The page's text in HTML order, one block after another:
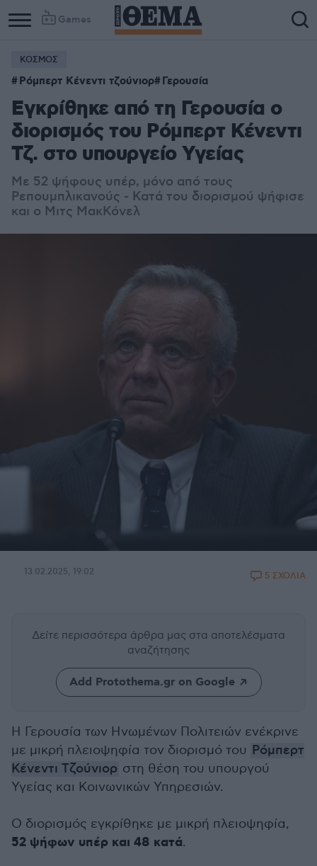
Games
ΚΟΣΜΟΣ
Ρόμπερτ Κένεντι τζούνιορ Γερουσία
Εγκρίθηκε από τη Γερουσία ο
διορισμός του Ρόμπερτ Κένεντι
Τζ. στο υπουργείο Υγείας
Με 52 ψήφους υπέρ, μόνο από τους
Ρεπουμπλικανούς - Κατά του διορισμού ψήφισε
και ο Μιτς ΜακΚόνελ
13.02.2025, 19:02 5 ΣΧΟΛΙΑ
Δείτε περισσότερα άρθρα μας στα αποτελέσματα
αναζήτησης
Add Protothema.gr on Google
Η Γερουσία των Ηνωμένων Πολιτειών ενέκρινε
με μικρή πλειοψηφία τον διορισμό του Ρόμπερτ
Κένεντι Τζούνιορ στη θέση του υπουργού
Υγείας και Κοινωνικών Υπηρεσιών.
Ο διορισμός εγκρίθηκε με μικρή πλειοψηφία,
52 ψήφων υπέρ και 48 κατά.